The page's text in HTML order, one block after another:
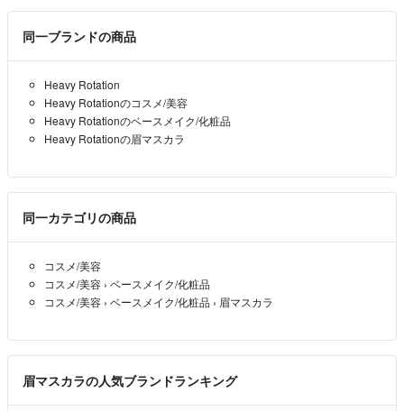
自動キャンセル扱いとさせていただきます。
ご了承くださいませ
必ずご返信いたします m(__)m
丁寧かつ迅速な対応を心がけてまいります。
同一ブランドの商品
Heavy Rotation
Heavy Rotationのコスメ/美容
Heavy Rotationのベースメイク/化粧品
Heavy Rotationの眉マスカラ
同一カテゴリの商品
コスメ/美容
コスメ/美容 › ベースメイク/化粧品
コスメ/美容 › ベースメイク/化粧品 › 眉マスカラ
眉マスカラの人気ブランドランキング